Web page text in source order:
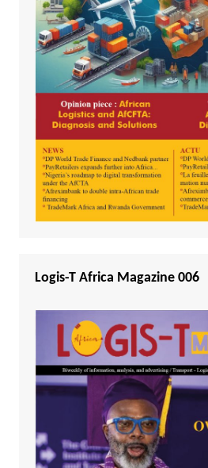
Logis-T Africa Magazine 006